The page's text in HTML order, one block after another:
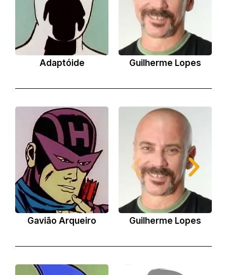
Adaptóide Guilherme Lopes
Gavião Arqueiro Guilherme Lopes